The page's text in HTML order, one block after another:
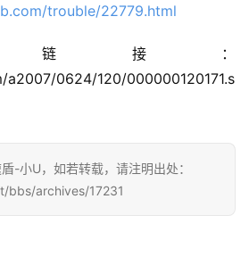
trouble/22779.html
链接：
0624/120/000000120171.s
-小U，如若转载，请注明出处：
bbs/archives/17231